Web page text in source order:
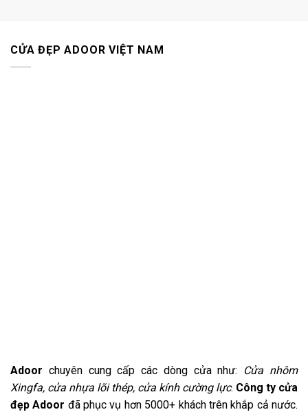
CỬA ĐẸP ADOOR VIỆT NAM
Adoor chuyên cung cấp các dòng cửa như: Cửa nhôm
Xingfa, cửa nhựa lõi thép, cửa kính cường lực. Công ty cửa
đẹp Adoor đã phục vụ hơn 5000+ khách trên khắp cả nước.